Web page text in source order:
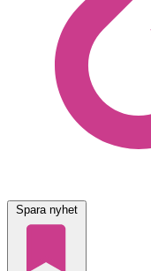
Spara nyhet